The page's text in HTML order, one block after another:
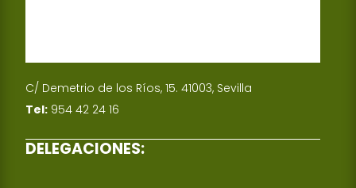
C/ Demetrio de los Ríos, 15. 41003, Sevilla
Tel: 954 42 24 16
DELEGACIONES: